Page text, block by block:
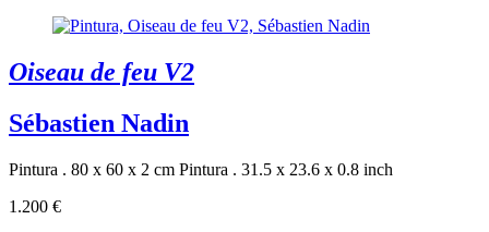
Oiseau de feu V2
Sébastien Nadin
Pintura . 80 x 60 x 2 cm Pintura . 31.5 x 23.6 x 0.8 inch
1.200 €